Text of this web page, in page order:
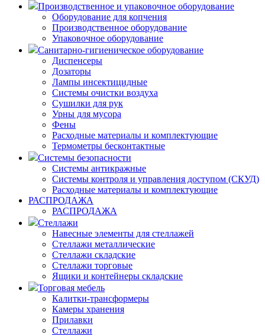
Производственное и упаковочное оборудование
Оборудование для копчения
Производственное оборудование
Упаковочное оборудование
Санитарно-гигиеническое оборудование
Диспенсеры
Дозаторы
Лампы инсектицидные
Системы очистки воздуха
Сушилки для рук
Урны для мусора
Фены
Расходные материалы и комплектующие
Термометры бесконтактные
Системы безопасности
Системы антикражные
Системы контроля и управления доступом (СКУД)
Расходные материалы и комплектующие
РАСПРОДАЖА
РАСПРОДАЖА
Стеллажи
Навесные элементы для стеллажей
Стеллажи металлические
Стеллажи складские
Стеллажи торговые
Ящики и контейнеры складские
Торговая мебель
Калитки-трансформеры
Камеры хранения
Прилавки
Стеллажи